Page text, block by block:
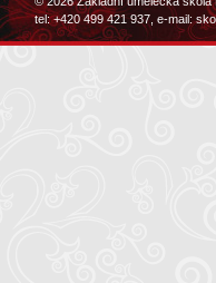
tel: +420 499 421 937, e-mail: